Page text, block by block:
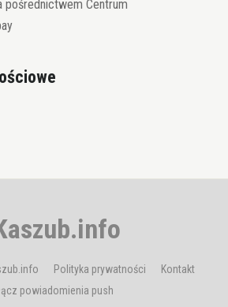
Centrum
Polityka prywatności
Kontakt
powiadomienia push